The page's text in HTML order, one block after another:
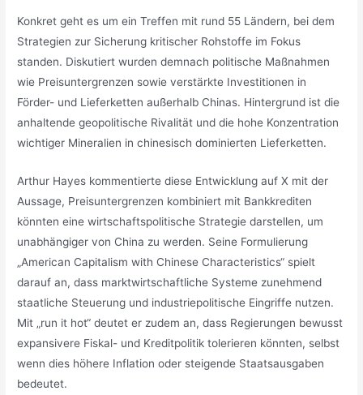
Konkret geht es um ein Treffen mit rund 55 Ländern, bei dem
Strategien zur Sicherung kritischer Rohstoffe im Fokus
standen. Diskutiert wurden demnach politische Maßnahmen
wie Preisuntergrenzen sowie verstärkte Investitionen in
Förder- und Lieferketten außerhalb Chinas. Hintergrund ist die
anhaltende geopolitische Rivalität und die hohe Konzentration
wichtiger Mineralien in chinesisch dominierten Lieferketten.
Arthur Hayes kommentierte diese Entwicklung auf X mit der
Aussage, Preisuntergrenzen kombiniert mit Bankkrediten
könnten eine wirtschaftspolitische Strategie darstellen, um
unabhängiger von China zu werden. Seine Formulierung
„American Capitalism with Chinese Characteristics“ spielt
darauf an, dass marktwirtschaftliche Systeme zunehmend
staatliche Steuerung und industriepolitische Eingriffe nutzen.
Mit „run it hot“ deutet er zudem an, dass Regierungen bewusst
expansivere Fiskal- und Kreditpolitik tolerieren könnten, selbst
wenn dies höhere Inflation oder steigende Staatsausgaben
bedeutet.